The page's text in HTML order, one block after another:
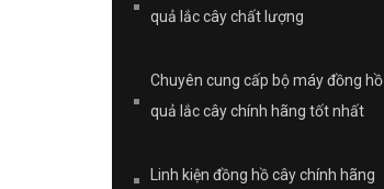
quả lắc cây chất lượng
Chuyên cung cấp bộ máy đồng hồ
quả lắc cây chính hãng tốt nhất
Linh kiện đồng hồ cây chính hãng